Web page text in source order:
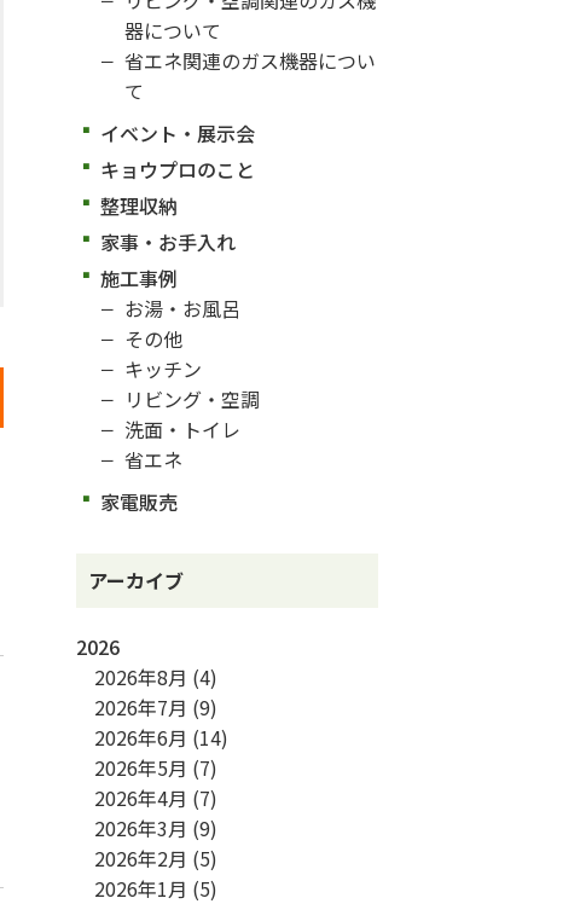
器について
省エネ関連のガス機器につい
て
イベント・展示会
キョウプロのこと
整理収納
家事・お手入れ
施工事例
お湯・お風呂
その他
キッチン
リビング・空調
洗面・トイレ
省エネ
家電販売
アーカイブ
2026
2026年8月 (4)
2026年7月 (9)
2026年6月 (14)
2026年5月 (7)
2026年4月 (7)
2026年3月 (9)
2026年2月 (5)
2026年1月 (5)